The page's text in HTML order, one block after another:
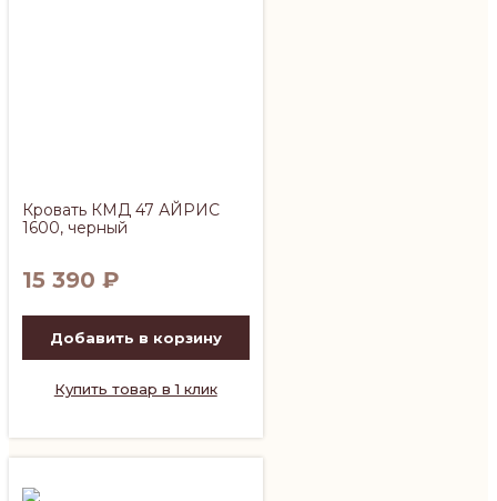
Кровать КМД 47 АЙРИС
1600, черный
15 390 ₽
Добавить в корзину
Купить товар в 1 клик